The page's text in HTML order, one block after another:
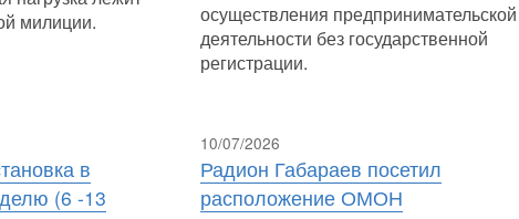
милиции.
осуществления предпринимательской
деятельности без государственной
регистрации.
в
(6 -13
10/07/2026
Радион Габараев посетил
расположение ОМОН